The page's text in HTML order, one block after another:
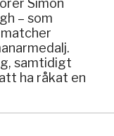
Simon
– som
samtidigt
ha råkat en